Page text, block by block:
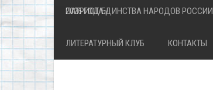
ПАТРИОТА»
2026 ГОД ЕДИНСТВА НАРОДОВ РОССИИ
ЛИТЕРАТУРНЫЙ КЛУБ КОНТАКТЫ